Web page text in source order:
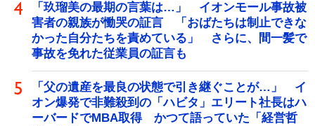
「玖瑠美の最期の言葉は…」 イオンモール事故被
害者の親族が慟哭の証言 「おばたちは制止できな
かった自分たちを責めている」 さらに、間一髪で
事故を免れた従業員の証言も
「父の遺産を最良の状態で引き継ぐことが…」 イ
オン爆発で非難殺到の「ハビタ」エリート社長はハ
ーバードでMBA取得 かつて語っていた「経営哲